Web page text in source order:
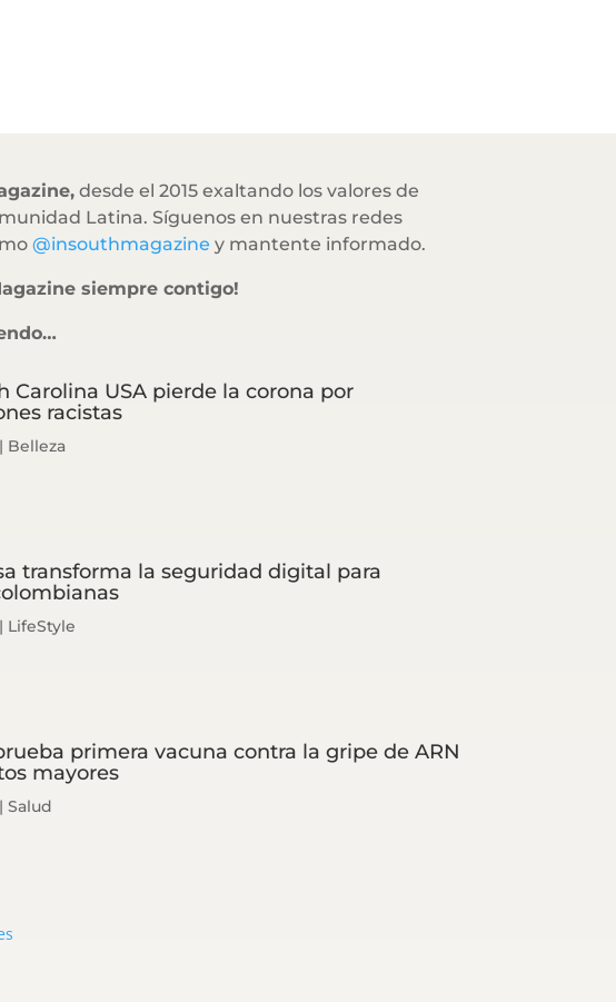
desde el 2015 exaltando los valores de
Latina. Síguenos en nuestras redes
@insouthmagazine y mantente informado.
siempre contigo!
Carolina USA pierde la corona por
racistas
Belleza
transforma la seguridad digital para
LifeStyle
primera vacuna contra la gripe de ARN
mayores
Salud